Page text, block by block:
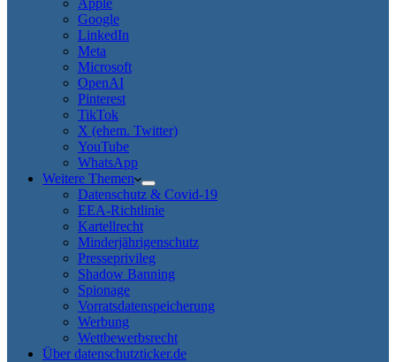
Apple
Google
LinkedIn
Meta
Microsoft
OpenAI
Pinterest
TikTok
X (ehem. Twitter)
YouTube
WhatsApp
Weitere Themen
Datenschutz & Covid-19
EEA-Richtlinie
Kartellrecht
Minderjährigenschutz
Presseprivileg
Shadow Banning
Spionage
Vorratsdatenspeicherung
Werbung
Wettbewerbsrecht
Über datenschutzticker.de